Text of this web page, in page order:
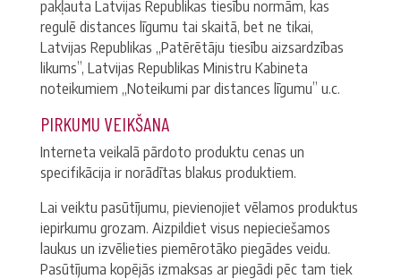
pakļauta Latvijas Republikas tiesību normām, kas
regulē distances līgumu tai skaitā, bet ne tikai,
Latvijas Republikas „Patērētāju tiesību aizsardzības
likums”, Latvijas Republikas Ministru Kabineta
noteikumiem „Noteikumi par distances līgumu” u.c.
PIRKUMU VEIKŠANA
Interneta veikalā pārdoto produktu cenas un
specifikācija ir norādītas blakus produktiem.
Lai veiktu pasūtījumu, pievienojiet vēlamos produktus
iepirkumu grozam. Aizpildiet visus nepieciešamos
laukus un izvēlieties piemērotāko piegādes veidu.
Pasūtījuma kopējās izmaksas ar piegādi pēc tam tiek